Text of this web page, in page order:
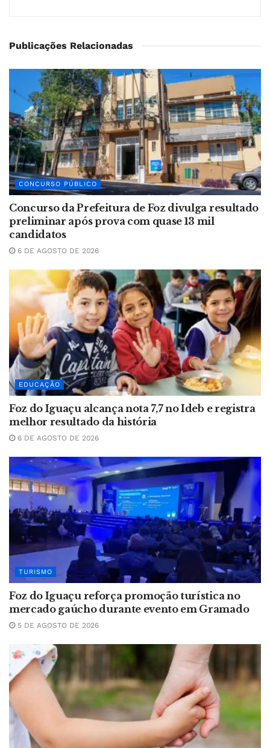
Publicações Relacionadas
CONCURSO PÚBLICO
Concurso da Prefeitura de Foz divulga resultado
preliminar após prova com quase 13 mil
candidatos
6 DE AGOSTO DE 2026
EDUCAÇÃO
Foz do Iguaçu alcança nota 7,7 no Ideb e registra
melhor resultado da história
6 DE AGOSTO DE 2026
TURISMO
Foz do Iguaçu reforça promoção turística no
mercado gaúcho durante evento em Gramado
5 DE AGOSTO DE 2026